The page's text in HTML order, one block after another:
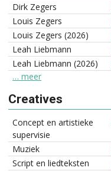
Dirk Zegers
Louis Zegers
Louis Zegers (2026)
Leah Liebmann
Leah Liebmann (2026)
… meer
Creatives
Concept en artistieke
supervisie
Muziek
Script en liedteksten